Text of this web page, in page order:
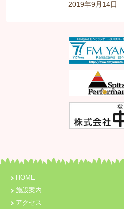
2019年9月14日
HOME
施設案内
アクセス